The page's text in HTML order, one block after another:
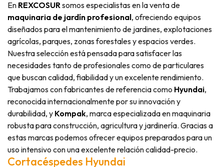
En REXCOSUR somos especialistas en la venta de
maquinaria de jardín profesional, ofreciendo equipos
diseñados para el mantenimiento de jardines, explotaciones
agrícolas, parques, zonas forestales y espacios verdes.
Nuestra selección está pensada para satisfacer las
necesidades tanto de profesionales como de particulares
que buscan calidad, fiabilidad y un excelente rendimiento.
Trabajamos con fabricantes de referencia como Hyundai,
reconocida internacionalmente por su innovación y
durabilidad, y Kompak, marca especializada en maquinaria
robusta para construcción, agricultura y jardinería. Gracias a
estas marcas podemos ofrecer equipos preparados para un
uso intensivo con una excelente relación calidad-precio.
Cortacéspedes Hyundai